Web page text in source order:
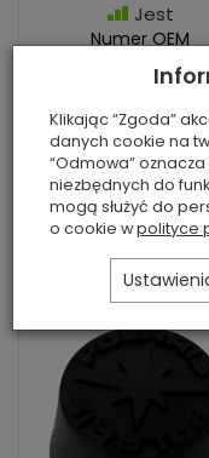
Jest
Numer OEM
(zamieniany):
7081008 Stan:
oryginalna część
180,00 zł
Do koszyka
Klikając “Zgoda”
danych cookie na
“Odmowa”
niezbędnych do
mogą służyć do
o cookie wpolityce